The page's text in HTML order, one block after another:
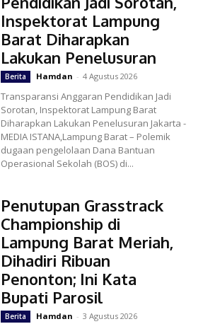
Inspektorat Lampung
Barat Diharapkan
Lakukan Penelusuran
Berita Hamdan - 4 Agustus 2026
Transparansi Anggaran Pendidikan Jadi
Sorotan, Inspektorat Lampung Barat
Diharapkan Lakukan Penelusuran Jakarta -
MEDIA ISTANA,Lampung Barat – Polemik
dugaan pengelolaan Dana Bantuan
Operasional Sekolah (BOS) di...
Penutupan Grasstrack
Championship di
Lampung Barat Meriah,
Dihadiri Ribuan
Penonton; Ini Kata
Bupati Parosil
Berita Hamdan - 3 Agustus 2026